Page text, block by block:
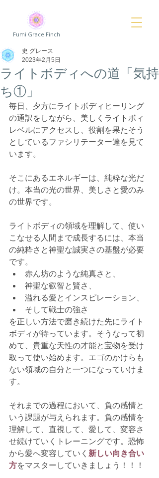
Fumi Grace Finch
ライトボディへの道「気持
ち①」
史 グレース
2023年2月5日
毎日、夕方にライトボディヒーリング
の通訳をしながら、美しくライトボィ
レベルにアクセスし、役割を果たそう
としているファシリテーター達を見て
います。
そこにあるエネルギーは、純粋な光だ
け。本当の光の世界、美しさと愛のみ
の世界です。
ライトボディの領域を理解して、使い
こなせる人間まで成長するには、本当
の純粋さと神聖な誠実さの基盤が必要
です。
赤ん坊のような純真さと、
神聖な叡智と賢さ、
溢れる愛とインスピレーション、
そして戦士の強さ
を正しい方法で磨き続けた先にライト
ボディが待っています。そうなって初
めて、貴重な天性の才能と宝物を受け
取って使い始めます。エゴのかけらも
ない領域の自分と一つになっていけま
す。
それまでの過程において、負の感情と
いう課題が与えられます。負の感情を
理解して、直視して、愛して、変容さ
せ続けていくトレーニングです。恐怖
から愛へ変容していく 新しい向き合い
方をマスターしていきましょう！！！